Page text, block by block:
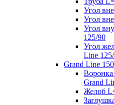
Угол
Угол
Угол
125/90
Угол
Line
Grand Line
Воронка
Grand
Желоб